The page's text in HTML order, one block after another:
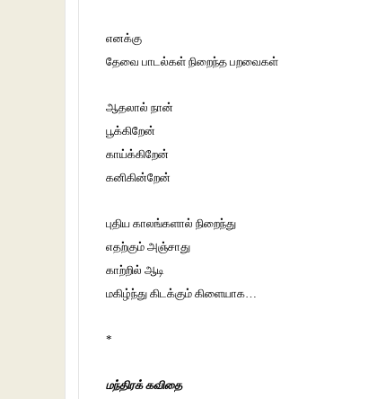
எனக்கு
தேவை பாடல்கள் நிறைந்த பறவைகள்
ஆதலால் நான்
பூக்கிறேன்
காய்க்கிறேன்
கனிகின்றேன்
புதிய காலங்களால் நிறைந்து
எதற்கும் அஞ்சாது
காற்றில் ஆடி
மகிழ்ந்து கிடக்கும் கிளையாக…
*
மந்திரக் கவிதை